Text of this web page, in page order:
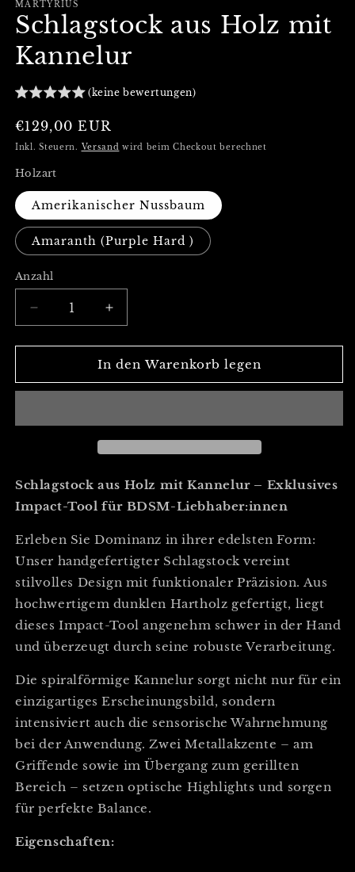
MARTYRIUS
Schlagstock aus Holz mit
Kannelur
(keine bewertungen)
Normaler
Preis
€129,00 EUR
Inkl. Steuern. Versand wird beim Checkout berechnet
Holzart
Amerikanischer Nussbaum
Amaranth (Purple Hard )
Anzahl
Verringere
die
Menge
Schlagstock
mit
Erhöhe
die
Menge
für
Schlagstock
mit
In den Warenkorb legen
Schlagstock aus Holz mit Kannelur – Exklusives
Impact-Tool für BDSM-Liebhaber:innen
Erleben Sie Dominanz in ihrer edelsten Form:
Unser handgefertigter Schlagstock vereint
stilvolles Design mit funktionaler Präzision. Aus
hochwertigem dunklen Hartholz gefertigt, liegt
dieses Impact-Tool angenehm schwer in der Hand
und überzeugt durch seine robuste Verarbeitung.
Die spiralförmige Kannelur sorgt nicht nur für ein
einzigartiges Erscheinungsbild, sondern
intensiviert auch die sensorische Wahrnehmung
bei der Anwendung. Zwei Metallakzente – am
Griffende sowie im Übergang zum gerillten
Bereich – setzen optische Highlights und sorgen
für perfekte Balance.
Eigenschaften: